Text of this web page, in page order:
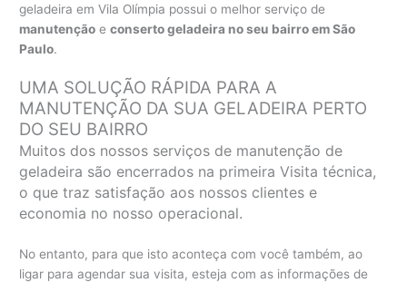
geladeira em Vila Olímpia possui o melhor serviço de
manutenção econserto geladeira no seu bairro em São
Paulo.
UMA SOLUÇÃO RÁPIDA PARA A
MANUTENÇÃO DA SUA GELADEIRA PERTO
DO SEU BAIRRO
Muitos dos nossos serviços de manutenção de
geladeira são encerrados na primeira Visita técnica,
o que traz satisfação aos nossos clientes e
economia no nosso operacional.
No entanto, para que isto aconteça com você também, ao
ligar para agendar sua visita, esteja com as informações de